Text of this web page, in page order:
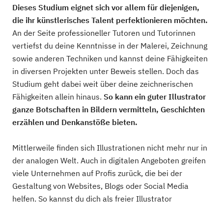
Dieses Studium eignet sich vor allem für diejenigen,
die ihr künstlerisches Talent perfektionieren möchten.
An der Seite professioneller Tutoren und Tutorinnen
vertiefst du deine Kenntnisse in der Malerei, Zeichnung
sowie anderen Techniken und kannst deine Fähigkeiten
in diversen Projekten unter Beweis stellen. Doch das
Studium geht dabei weit über deine zeichnerischen
Fähigkeiten allein hinaus. So kann ein guter Illustrator
ganze Botschaften in Bildern vermitteln, Geschichten
erzählen und Denkanstöße bieten.
Mittlerweile finden sich Illustrationen nicht mehr nur in
der analogen Welt. Auch in digitalen Angeboten greifen
viele Unternehmen auf Profis zurück, die bei der
Gestaltung von Websites, Blogs oder Social Media
helfen. So kannst du dich als freier Illustrator